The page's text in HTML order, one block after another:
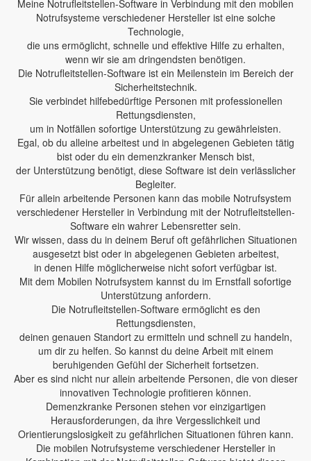
Meine Notrufleitstellen-Software in Verbindung mit den mobilen
Notrufsysteme verschiedener Hersteller ist eine solche
Technologie,
die uns ermöglicht, schnelle und effektive Hilfe zu erhalten,
wenn wir sie am dringendsten benötigen.
Die Notrufleitstellen-Software ist ein Meilenstein im Bereich der
Sicherheitstechnik.
Sie verbindet hilfebedürftige Personen mit professionellen
Rettungsdiensten,
um in Notfällen sofortige Unterstützung zu gewährleisten.
Egal, ob du alleine arbeitest und in abgelegenen Gebieten tätig
bist oder du ein demenzkranker Mensch bist,
der Unterstützung benötigt, diese Software ist dein verlässlicher
Begleiter.
Für allein arbeitende Personen kann das mobile Notrufsystem
verschiedener Hersteller in Verbindung mit der Notrufleitstellen-
Software ein wahrer Lebensretter sein.
Wir wissen, dass du in deinem Beruf oft gefährlichen Situationen
ausgesetzt bist oder in abgelegenen Gebieten arbeitest,
in denen Hilfe möglicherweise nicht sofort verfügbar ist.
Mit dem Mobilen Notrufsystem kannst du im Ernstfall sofortige
Unterstützung anfordern.
Die Notrufleitstellen-Software ermöglicht es den
Rettungsdiensten,
deinen genauen Standort zu ermitteln und schnell zu handeln,
um dir zu helfen. So kannst du deine Arbeit mit einem
beruhigenden Gefühl der Sicherheit fortsetzen.
Aber es sind nicht nur allein arbeitende Personen, die von dieser
innovativen Technologie profitieren können.
Demenzkranke Personen stehen vor einzigartigen
Herausforderungen, da ihre Vergesslichkeit und
Orientierungslosigkeit zu gefährlichen Situationen führen kann.
Die mobilen Notrufsysteme verschiedener Hersteller in